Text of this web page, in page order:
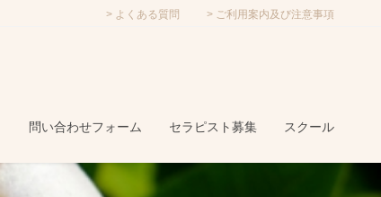
よくある質問 ご利用案内及び注意事項
問い合わせフォーム セラピスト募集 スクール